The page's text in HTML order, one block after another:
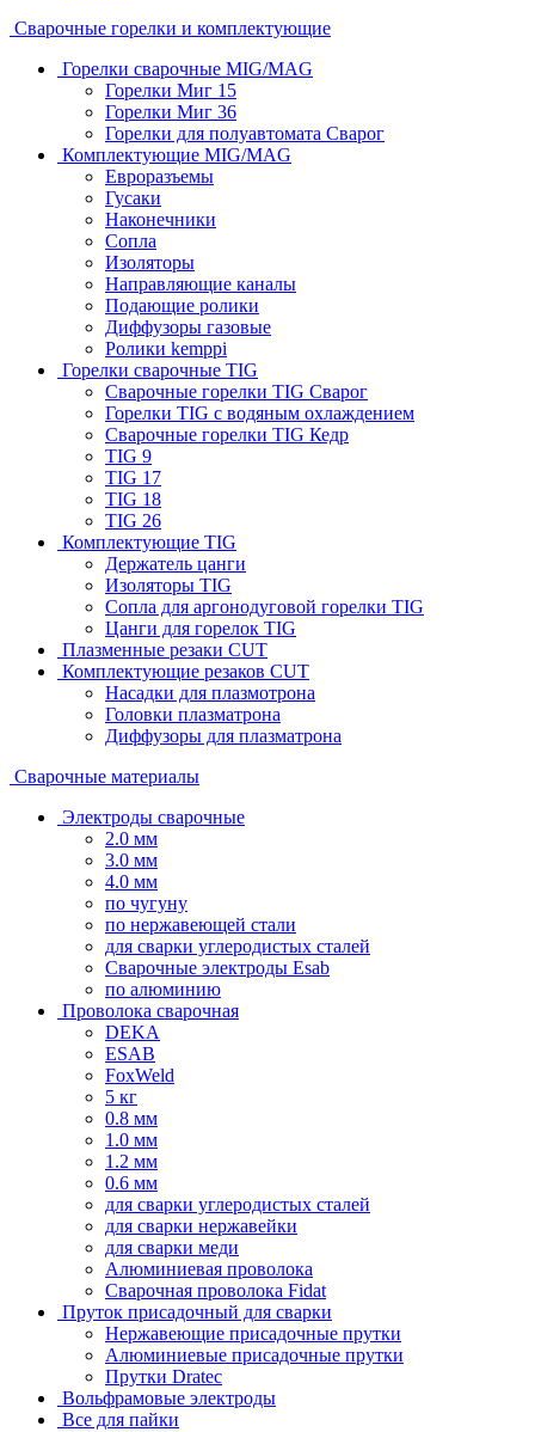
Сварочные горелки и комплектующие
Горелки сварочные MIG/MAG
Горелки Миг 15
Горелки Миг 36
Горелки для полуавтомата Сварог
Комплектующие MIG/MAG
Евроразъемы
Гусаки
Наконечники
Сопла
Изоляторы
Направляющие каналы
Подающие ролики
Диффузоры газовые
Ролики kemppi
Горелки сварочные TIG
Сварочные горелки TIG Сварог
Горелки TIG с водяным охлаждением
Сварочные горелки TIG Кедр
TIG 9
TIG 17
TIG 18
TIG 26
Комплектующие TIG
Держатель цанги
Изоляторы TIG
Сопла для аргонодуговой горелки TIG
Цанги для горелок TIG
Плазменные резаки CUT
Комплектующие резаков CUT
Насадки для плазмотрона
Головки плазматрона
Диффузоры для плазматрона
Сварочные материалы
Электроды сварочные
2.0 мм
3.0 мм
4.0 мм
по чугуну
по нержавеющей стали
для сварки углеродистых сталей
Сварочные электроды Esab
по алюминию
Проволока сварочная
DEKA
ESAB
FoxWeld
5 кг
0.8 мм
1.0 мм
1.2 мм
0.6 мм
для сварки углеродистых сталей
для сварки нержавейки
для сварки меди
Алюминиевая проволока
Сварочная проволока Fidat
Пруток присадочный для сварки
Нержавеющие присадочные прутки
Алюминиевые присадочные прутки
Прутки Dratec
Вольфрамовые электроды
Все для пайки